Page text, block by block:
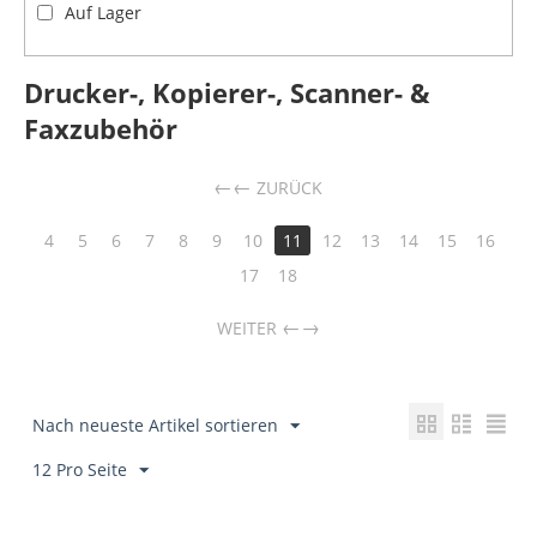
Auf Lager
Drucker-, Kopierer-, Scanner- &
Faxzubehör
← ZURÜCK
4 5 6 7 8 9 10 11 12 13 14 15
16
17
18
WEITER →
Nach neueste Artikel sortieren
12 Pro Seite